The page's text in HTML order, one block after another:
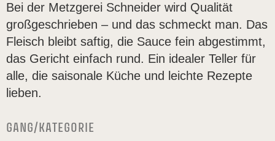
Bei der Metzgerei Schneider wird Qualität
großgeschrieben – und das schmeckt man. Das
Fleisch bleibt saftig, die Sauce fein abgestimmt,
das Gericht einfach rund. Ein idealer Teller für
alle, die saisonale Küche und leichte Rezepte
lieben.
GANG/KATEGORIE